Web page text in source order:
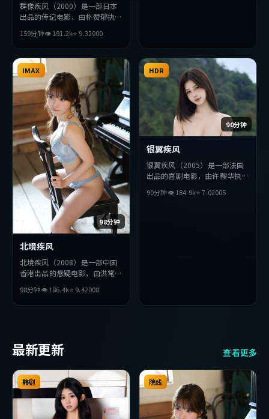
群像疾风（2000）是一部日本
出品的传记电影，由朴赞郁执
墨菲等主演。影片在叙事与视听
上力求突破，探讨人性与抉择，
节奏张弛有度，适合喜欢该类型
的观众完整观看。
159分钟👁191.2k⭐ 9.32000
98分钟
IMAX
北境疾风
北境疾风（2008）是一部中国
香港出品的悬疑电影，由洪常秀
民等主演。影片在叙事与视听上
力求突破，探讨人性与抉择，节
98分钟👁186.4k⭐ 9.42008
90分钟
HDR
银翼疾风
银翼疾风（2005）是一部法国
出品的喜剧电影，由许鞍华执
影片在叙事与视听上力求突破，
90分钟👁184.9k⭐7.02005
最新更新 查看更多
韩剧 院线